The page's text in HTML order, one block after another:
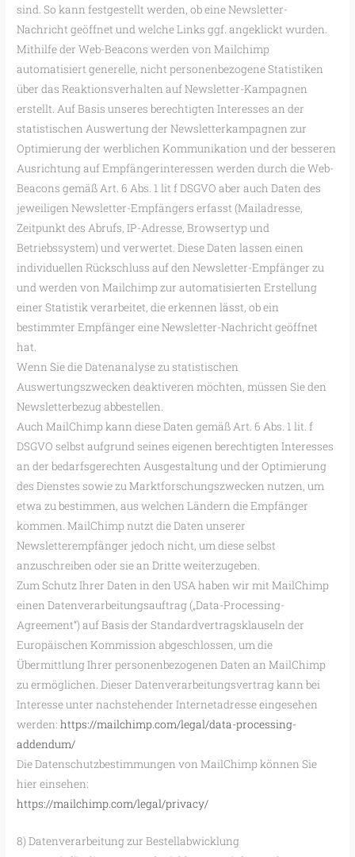
sind. So kann festgestellt werden, ob eine Newsletter-
Nachricht geöffnet und welche Links ggf. angeklickt wurden.
Mithilfe der Web-Beacons werden von Mailchimp
automatisiert generelle, nicht personenbezogene Statistiken
über das Reaktionsverhalten auf Newsletter-Kampagnen
erstellt. Auf Basis unseres berechtigten Interesses an der
statistischen Auswertung der Newsletterkampagnen zur
Optimierung der werblichen Kommunikation und der besseren
Ausrichtung auf Empfängerinteressen werden durch die Web-
Beacons gemäß Art. 6 Abs. 1 lit f DSGVO aber auch Daten des
jeweiligen Newsletter-Empfängers erfasst (Mailadresse,
Zeitpunkt des Abrufs, IP-Adresse, Browsertyp und
Betriebssystem) und verwertet. Diese Daten lassen einen
individuellen Rückschluss auf den Newsletter-Empfänger zu
und werden von Mailchimp zur automatisierten Erstellung
einer Statistik verarbeitet, die erkennen lässt, ob ein
bestimmter Empfänger eine Newsletter-Nachricht geöffnet
hat.
Wenn Sie die Datenanalyse zu statistischen
Auswertungszwecken deaktiveren möchten, müssen Sie den
Newsletterbezug abbestellen.
Auch MailChimp kann diese Daten gemäß Art. 6 Abs. 1 lit. f
DSGVO selbst aufgrund seines eigenen berechtigten Interesses
an der bedarfsgerechten Ausgestaltung und der Optimierung
des Dienstes sowie zu Marktforschungszwecken nutzen, um
etwa zu bestimmen, aus welchen Ländern die Empfänger
kommen. MailChimp nutzt die Daten unserer
Newsletterempfänger jedoch nicht, um diese selbst
anzuschreiben oder sie an Dritte weiterzugeben.
Zum Schutz Ihrer Daten in den USA haben wir mit MailChimp
einen Datenverarbeitungsauftrag („Data-Processing-
Agreement“) auf Basis der Standardvertragsklauseln der
Europäischen Kommission abgeschlossen, um die
Übermittlung Ihrer personenbezogenen Daten an MailChimp
zu ermöglichen. Dieser Datenverarbeitungsvertrag kann bei
Interesse unter nachstehender Internetadresse eingesehen
werden:https://mailchimp.com/legal/data-processing-
addendum/
Die Datenschutzbestimmungen von MailChimp können Sie
hier einsehen:
https://mailchimp.com/legal/privacy/
8) Datenverarbeitung zur Bestellabwicklung